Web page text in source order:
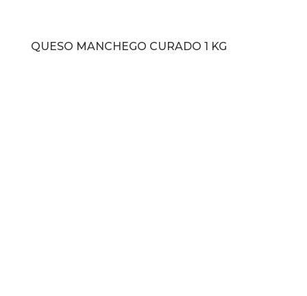
QUESO MANCHEGO CURADO 1 KG